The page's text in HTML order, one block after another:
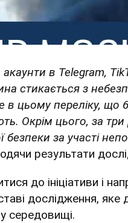
акаунти в Telegram,
стикається з
в цьому переліку, що
Окрім цього, за три
за участі
результати
до ініціативи і
дослідження,
середовищі.